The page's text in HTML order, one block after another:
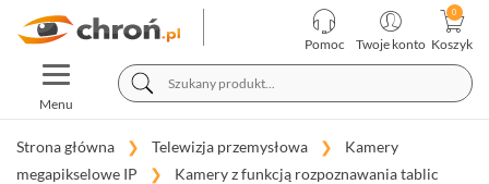
Pomoc Twoje konto Koszyk
TOGGLE
NAVIGATION
Menu
KATEGORIE
PRODUCENCI
TELEWIZJA
PRZEMYSŁOWA
ALARMOWE
SYSTEMY
Strona główna Telewizja przemysłowa
Kamery
megapikselowe IP
Kamery z funkcją rozpoznawania tablic